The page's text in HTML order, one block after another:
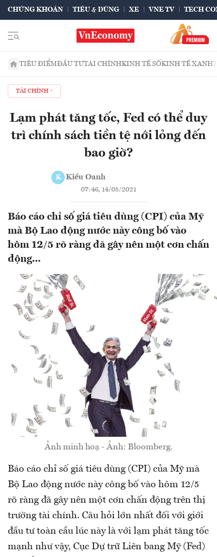
CHỨNG KHOÁN TIÊU & DÙNG XE VNE TV TECH
TIÊU ĐIỂMĐẦU TƯTÀI CHÍNHKINH TẾ SỐKINH TẾ XANH
TÀI CHÍNH
Lạm phát tăng tốc, Fed có thể duy
trì chính sách tiền tệ nới lỏng đến
bao giờ?
K Kiều Oanh
07:46, 14/05/2021
Báo cáo chỉ số giá tiêu dùng (CPI) của Mỹ
mà Bộ Lao động nước này công bố vào
hôm 12/5 rõ ràng đã gây nên một cơn chấn
động...
Ảnh minh hoạ - Ảnh: Bloomberg.
Báo cáo chỉ số giá tiêu dùng (CPI) của Mỹ mà
Bộ Lao động nước này công bố vào hôm 12/5
rõ ràng đã gây nên một cơn chấn động trên thị
trường tài chính. Câu hỏi lớn nhất đối với giới
đầu tư toàn cầu lúc này là với lạm phát tăng tốc
mạnh như vậy, Cục Dự trữ Liên bang Mỹ (Fed)